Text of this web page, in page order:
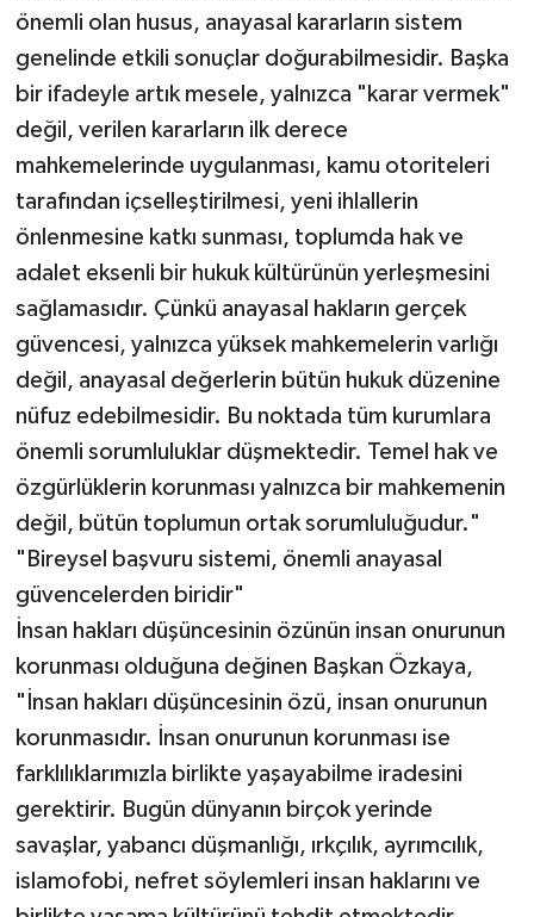
önemli olan husus, anayasal kararların sistem
genelinde etkili sonuçlar doğurabilmesidir. Başka
bir ifadeyle artık mesele, yalnızca "karar vermek"
değil, verilen kararların ilk derece
mahkemelerinde uygulanması, kamu otoriteleri
tarafından içselleştirilmesi, yeni ihlallerin
önlenmesine katkı sunması, toplumda hak ve
adalet eksenli bir hukuk kültürünün yerleşmesini
sağlamasıdır. Çünkü anayasal hakların gerçek
güvencesi, yalnızca yüksek mahkemelerin varlığı
değil, anayasal değerlerin bütün hukuk düzenine
nüfuz edebilmesidir. Bu noktada tüm kurumlara
önemli sorumluluklar düşmektedir. Temel hak ve
özgürlüklerin korunması yalnızca bir mahkemenin
değil, bütün toplumun ortak sorumluluğudur."
"Bireysel başvuru sistemi, önemli anayasal
güvencelerden biridir"
İnsan hakları düşüncesinin özünün insan onurunun
korunması olduğuna değinen Başkan Özkaya,
"İnsan hakları düşüncesinin özü, insan onurunun
korunmasıdır. İnsan onurunun korunması ise
farklılıklarımızla birlikte yaşayabilme iradesini
gerektirir. Bugün dünyanın birçok yerinde
savaşlar, yabancı düşmanlığı, ırkçılık, ayrımcılık,
islamofobi, nefret söylemleri insan haklarını ve